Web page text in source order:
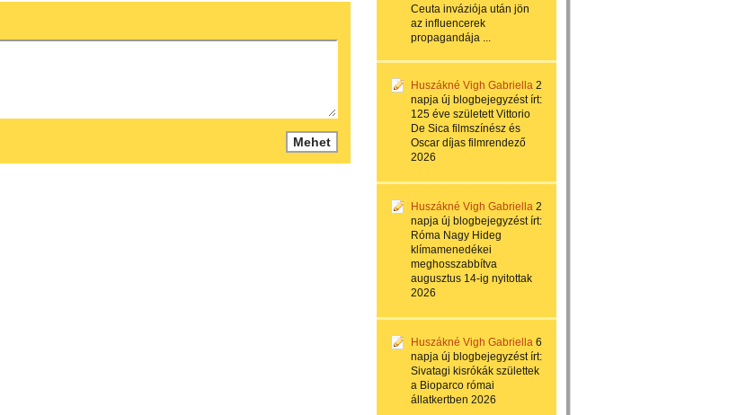
Ceuta inváziója után jön
az influencerek
propagandája ...
Huszákné Vigh Gabriella 2
napja új blogbejegyzést írt:
125 éve született Vittorio
De Sica filmszínész és
Oscar díjas filmrendező
2026
Huszákné Vigh Gabriella 2
napja új blogbejegyzést írt:
Róma Nagy Hideg
klímamenedékei
meghosszabbítva
augusztus 14-ig nyitottak
2026
Huszákné Vigh Gabriella 6
napja új blogbejegyzést írt:
Sivatagi kisrókák születtek
a Bioparco római
állatkertben 2026